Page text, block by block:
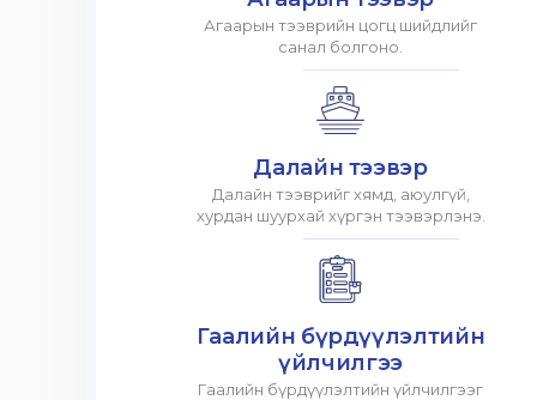
Агаарын тээврийн цогц шийдлийг
санал болгоно.
Далайн тээвэр
Далайн тээврийг хямд, аюулгүй,
хурдан шуурхай хүргэн тээвэрлэнэ.
Гаалийн бүрдүүлэлтийн
үйлчилгээ
Гаалийн бүрдүүлэлтийн үйлчилгээг